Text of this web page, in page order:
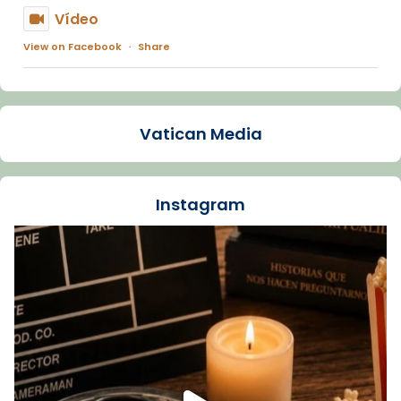
Vídeo
View on Facebook · Share
Arquebisbat de Barcelona
La Carmina va patir depressió. Fa gairebé
dos mesos, a l'Estadi Lluís Companys, la
Recupera l'entrevista comp
Vatican
tican News 👇
www.vaticannews.va/es/iglesia/news/2026-
07/carmina-historia-depresion-papa-viaje-
espana-testimoni...
Foto
Vatican Media
Instagram